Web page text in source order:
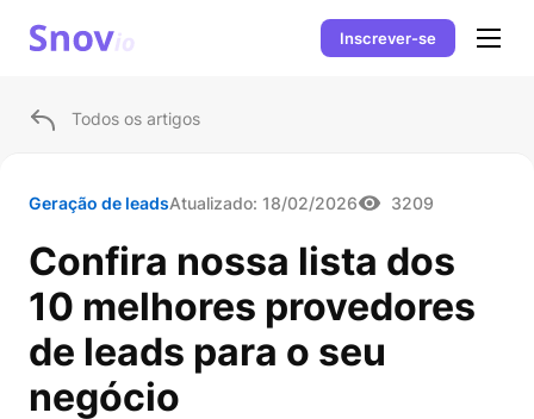
Inscrever-se
Todos os artigos
Geração de leadsAtualizado: 18/02/2026 3209
Confira nossa lista dos
10 melhores provedores
de leads para o seu
negócio